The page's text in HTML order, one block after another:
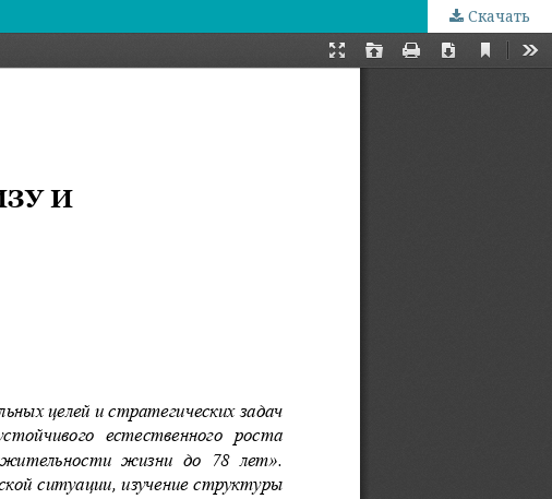
Скачать